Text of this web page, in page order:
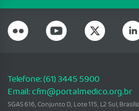
Telefone: (61) 3445 5900
Email: cfm@portalmedico.org.br
SGAS 616, Conjunto D, Lote 115, L2 Sul,